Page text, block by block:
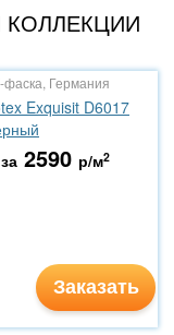
фаска, Германия
Exquisit D6017
2590 р/м2
Заказать